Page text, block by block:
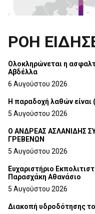
ΡΟΗ
Ολοκληρώνεται η
Αβδέλλα
6 Αυγούστου 2026
H παραδοχή λαθών είναι
5 Αυγούστου 2026
Ο ΑΝΔΡΕΑΣ ΑΣΛΑΝΙΔΗΣ
ΓΡΕΒΕΝΩΝ
5 Αυγούστου 2026
Ευχαριστήριο
Παρασχάκη Αθανάσιο
5 Αυγούστου 2026
Διακοπή